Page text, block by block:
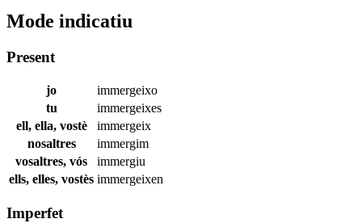
Mode indicatiu
Present
jo
immergeixo
tu
immergeixes
ell, ella, vostè
immergeix
nosaltres
immergim
vosaltres, vós
immergiu
ells, elles, vostès immergeixen
Imperfet